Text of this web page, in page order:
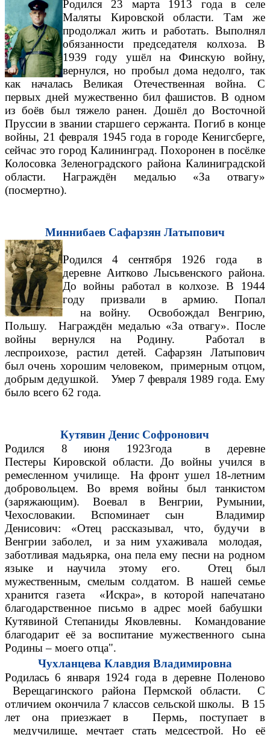
Родился 23 марта 1913 года в селе
Маляты Кировской области. Там же
продолжал жить и работать. Выполнял
обязанности председателя колхоза. В
1939 году ушёл на Финскую войну,
вернулся, но пробыл дома недолго, так
как началась Великая Отечественная война. С
первых дней мужественно бил фашистов. В одном
из боёв был тяжело ранен. Дошёл до Восточной
Пруссии в звании старшего сержанта. Погиб в конце
войны, 21 февраля 1945 года в городе Кенигсберге,
сейчас это город Калининград. Похоронен в посёлке
Колосовка Зеленоградского района Калиниградской
области. Награждён медалью «За отвагу»
(посмертно).
Миннибаев Сафарзян Латыпович
Родился 4 сентября 1926 года в
деревне Аитково Лысьвенского района.
До войны работал в колхозе. В 1944
году призвали в армию. Попал
на войну. Освобождал Венгрию,
Польшу. Награждён медалью «За отвагу». После
войны вернулся на Родину. Работал в
леспроихозе, растил детей. Сафарзян Латыпович
был очень хорошим человеком, примерным отцом,
добрым дедушкой. Умер 7 февраля 1989 года. Ему
было всего 62 года.
Кутявин Денис Софронович
Родился 8 июня 1923года в деревне
Пестеры Кировской области. До войны учился в
ремесленном училище. На фронт ушел 18-летним
добровольцем. Во время войны был танкистом
(заряжающим). Воевал в Венгрии, Румынии,
Чехословакии. Вспоминает сын Владимир
Денисович: «Отец рассказывал, что, будучи в
Венгрии заболел, и за ним ухаживала молодая,
заботливая мадьярка, она пела ему песни на родном
языке и научила этому его. Отец был
мужественным, смелым солдатом. В нашей семье
хранится газета «Искра», в которой напечатано
благодарственное письмо в адрес моей бабушки
Кутявиной Степаниды Яковлевны. Командование
благодарит её за воспитание мужественного сына
Родины – моего отца".
Чухланцева Клавдия Владимировна
Родилась 6 января 1924 года в деревне Поленово
Верещагинского района Пермской области. С
отличием окончила 7 классов сельской школы. В 15
лет она приезжает в Пермь, поступает в
медучилище, мечтает стать медсестрой. Но её